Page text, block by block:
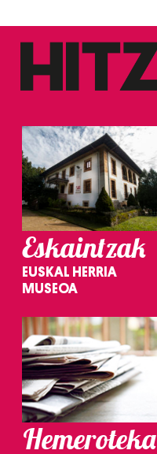
Eskaintzak
EUSKAL HERRIA
MUSEOA
Hemeroteka